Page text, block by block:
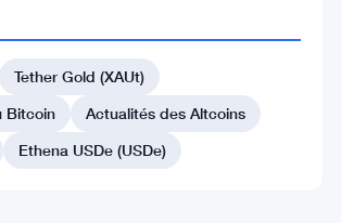
Tether Gold (XAUt)
Bitcoin
Actualités des Altcoins
Ethena USDe (USDe)